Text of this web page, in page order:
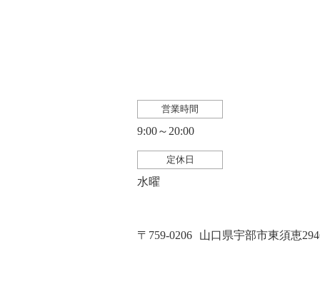
営業時間
9:00～20:00
定休日
水曜
〒759-0206 山口県宇部市東須恵